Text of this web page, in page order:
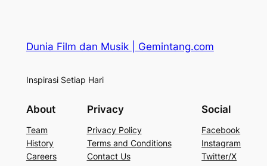
Dunia Film dan Musik | Gemintang.com
Inspirasi Setiap Hari
About
Team
History
Careers
Privacy
Privacy Policy
Terms and Conditions
Contact Us
Social
Facebook
Instagram
Twitter/X